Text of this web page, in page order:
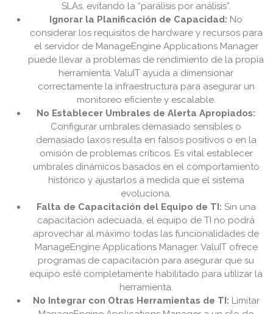
SLAs, evitando la “parálisis por análisis”.
Ignorar la Planificación de Capacidad: No
considerar los requisitos de hardware y recursos para
el servidor de ManageEngine Applications Manager
puede llevar a problemas de rendimiento de la propia
herramienta. ValuIT ayuda a dimensionar
correctamente la infraestructura para asegurar un
monitoreo eficiente y escalable.
No Establecer Umbrales de Alerta Apropiados:
Configurar umbrales demasiado sensibles o
demasiado laxos resulta en falsos positivos o en la
omisión de problemas críticos. Es vital establecer
umbrales dinámicos basados en el comportamiento
histórico y ajustarlos a medida que el sistema
evoluciona.
Falta de Capacitación del Equipo de TI: Sin una
capacitación adecuada, el equipo de TI no podrá
aprovechar al máximo todas las funcionalidades de
ManageEngine Applications Manager. ValuIT ofrece
programas de capacitación para asegurar que su
equipo esté completamente habilitado para utilizar la
herramienta.
No Integrar con Otras Herramientas de TI: Limitar